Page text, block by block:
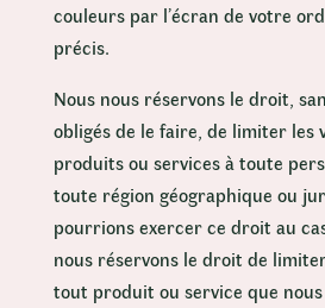
couleurs par l’écran de votre
précis.
Nous nous réservons le droit,
obligés de le faire, de limiter les
produits ou services à toute
toute région géographique ou
pourrions exercer ce droit au
nous réservons le droit de
tout produit ou service que